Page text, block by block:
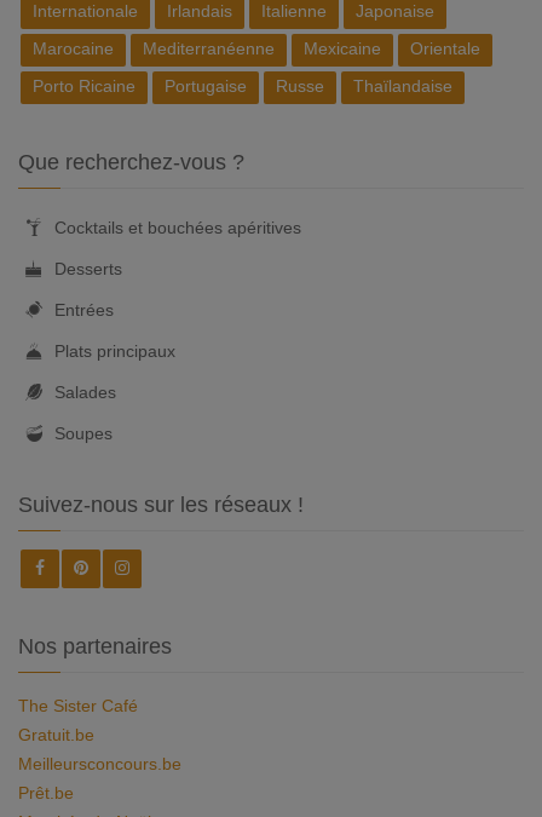
Internationale
Irlandais Italienne
Japonaise
Marocaine
Mediterranéenne Mexicaine
Orientale
Porto Ricaine
Portugaise Russe Thaïlandaise
Que recherchez-vous ?
Cocktails et bouchées apéritives
Desserts
Entrées
Plats principaux
Salades
Soupes
Suivez-nous sur les réseaux !
Nos partenaires
The Sister Café
Gratuit.be
Meilleursconcours.be
Prêt.be